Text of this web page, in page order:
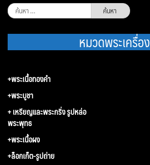
ค้นหา
สำหรับ:
หมวดพระเครื่อง
+พระเนื้อทองคำ
+พระบูชา
+ เหรียญและพระกริ่ง รูปหล่อ
พระพุทธ
+พระเนื้อผง
+ล็อกเก็ต-รูปถ่าย